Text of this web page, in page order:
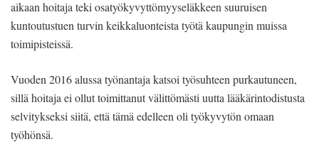
aikaan hoitaja teki osatyökyvyttömyyseläkkeen suuruisen
kuntoutustuen turvin keikkaluonteista työtä kaupungin muissa
toimipisteissä.
Vuoden 2016 alussa työnantaja katsoi työsuhteen purkautuneen,
sillä hoitaja ei ollut toimittanut välittömästi uutta lääkärintodistusta
selvitykseksi siitä, että tämä edelleen oli työkyvytön omaan
työhönsä.